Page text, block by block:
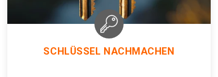
SCHLÜSSEL NACHMACHEN